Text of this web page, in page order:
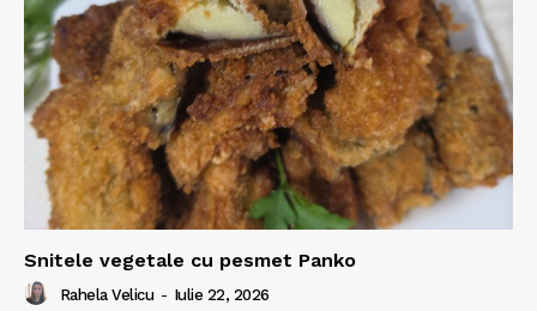
Snitele vegetale cu pesmet Panko
Rahela Velicu - Iulie 22, 2026